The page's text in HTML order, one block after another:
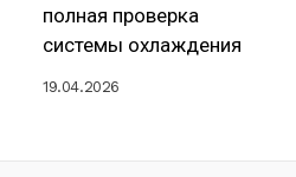
полная проверка
системы охлаждения
19.04.2026